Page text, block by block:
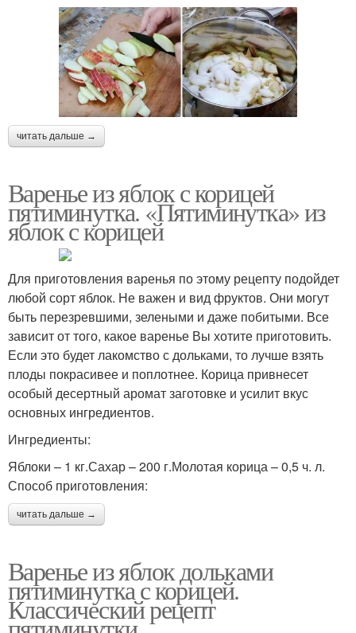
читать дальше →
Варенье из яблок с корицей
пятиминутка. «Пятиминутка» из
яблок с корицей
Для приготовления варенья по этому рецепту подойдет
любой сорт яблок. Не важен и вид фруктов. Они могут
быть перезревшими, зелеными и даже побитыми. Все
зависит от того, какое варенье Вы хотите приготовить.
Если это будет лакомство с дольками, то лучше взять
плоды покрасивее и поплотнее. Корица привнесет
особый десертный аромат заготовке и усилит вкус
основных ингредиентов.
Ингредиенты:
Яблоки – 1 кг.Сахар – 200 г.Молотая корица – 0,5 ч. л.
Способ приготовления:
читать дальше →
Варенье из яблок дольками
пятиминутка с корицей.
Классический рецепт